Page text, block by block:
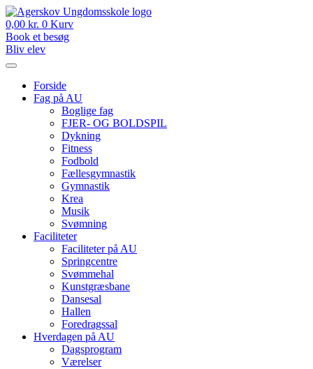
Videre
til
indhold
0,00 kr. 0 Kurv
Book et besøg
Bliv elev
Forside
Fag på AU
Boglige fag
FJER- OG BOLDSPIL
Dykning
Fitness
Fodbold
Fællesgymnastik
Gymnastik
Krea
Musik
Svømning
Faciliteter
Faciliteter på AU
Springcentre
Svømmehal
Kunstgræsbane
Dansesal
Hallen
Foredragssal
Hverdagen på AU
Dagsprogram
Værelser